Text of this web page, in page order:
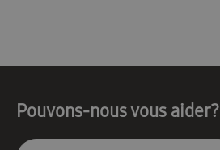
Pouvons-nous vous aider?